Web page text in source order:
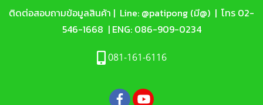
ติดต่อสอบถามข้อมูลสินค้า | Line: @patipong (มี@) | โทร 02-
546-1668 | ENG: 086-909-0234
081-161-6116